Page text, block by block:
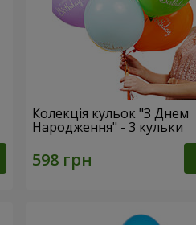
Колекція кульок "З Днем
Народження" - 3 кульки